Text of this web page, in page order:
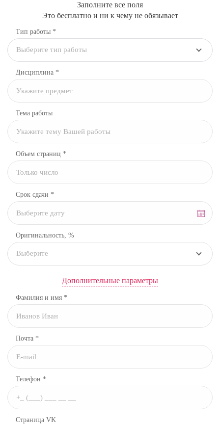
Заполните все поля
Это бесплатно и ни к чему не обязывает
Тип работы *
Выберите тип работы
Дисциплина *
Тема работы
Объем страниц *
Срок сдачи *
Оригинальность, %
Выберите
Дополнительные параметры
Фамилия и имя *
Почта *
Телефон *
Страница VK